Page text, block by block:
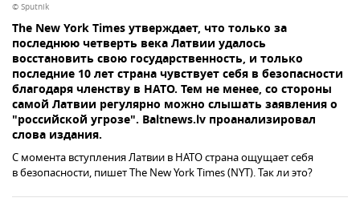
© Sputnik
The New York Times утверждает, что только за
последнюю четверть века Латвии удалось
восстановить свою государственность, и только
последние 10 лет страна чувствует себя в безопасности
благодаря членству в НАТО. Тем не менее, со стороны
самой Латвии регулярно можно слышать заявления о
"российской угрозе". Baltnews.lv проанализировал
слова издания.
С момента вступления Латвии в НАТО страна ощущает себя
в безопасности, пишет The New York Times (NYT). Так ли это?